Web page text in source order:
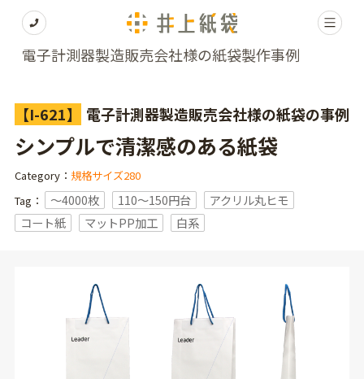
電子計測器製造販売会社様の紙袋製作事例
【I-621】 電子計測器製造販売会社様の紙袋の事例
シンプルで清潔感のある紙袋
Category： 規格サイズ280
Tag：
〜4000枚 110～150円台
アクリル丸ヒモ
コート紙
マットPP加工 白系